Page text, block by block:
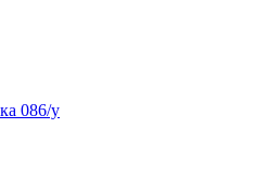
086/у